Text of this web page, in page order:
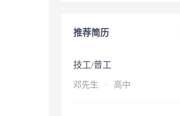
推荐简历
技工/普工
邓先生 · 高中